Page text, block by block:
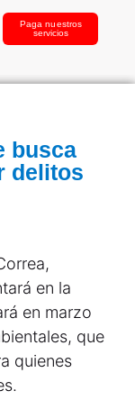
Paga nuestros
servicios
busca
delitos
en la
en marzo
que
quienes